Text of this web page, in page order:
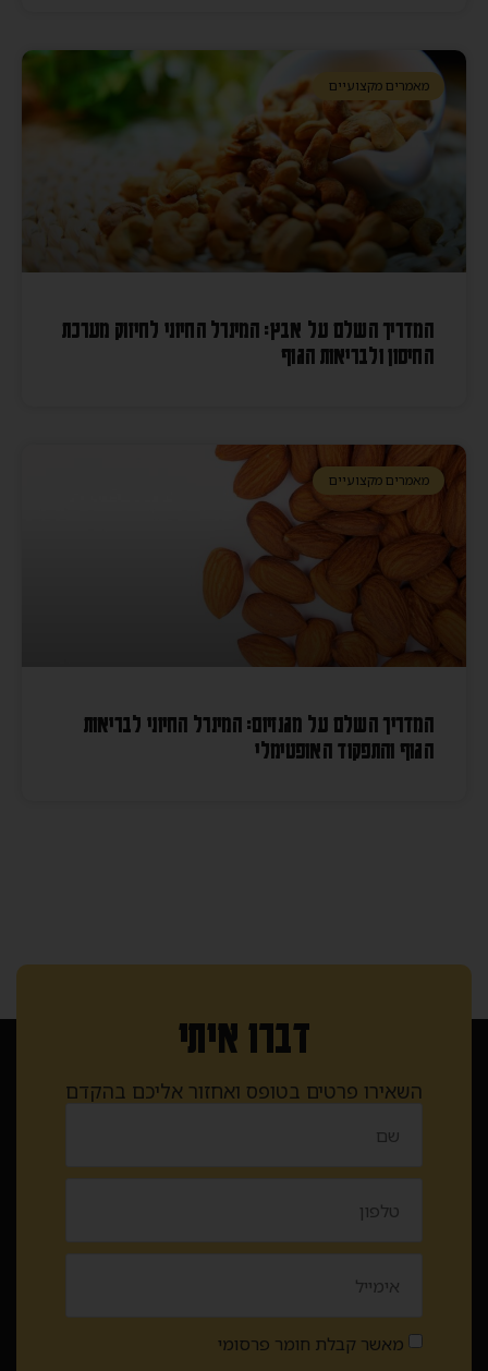
מאמרים מקצועיים
המדריך השלם על אבץ: המינרל החיוני לחיזוק מערכת
החיסון ולבריאות הגוף
מאמרים מקצועיים
המדריך השלם על מגנזיום: המינרל החיוני לבריאות
הגוף והתפקוד האופטימלי
דברו איתי
השאירו פרטים בטופס ואחזור אליכם בהקדם
מאשר קבלת חומר פרסומי